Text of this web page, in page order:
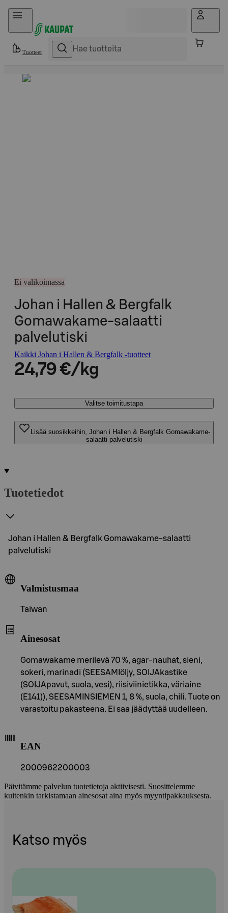
Hyppää sisältöön
Tuotteet
Ei valikoimassa
Johan i Hallen & Bergfalk
Gomawakame-salaatti
palvelutiski
Kaikki Johan i Hallen & Bergfalk -tuotteet
24,79 €/kg
Valitse toimitustapa
Lisää suosikkeihin, Johan i Hallen & Bergfalk Gomawakame-
salaatti palvelutiski
Tuotetiedot
Johan i Hallen & Bergfalk Gomawakame-salaatti
palvelutiski
Valmistusmaa
Taiwan
Ainesosat
Gomawakame merilevä 70 %, agar-nauhat, sieni,
sokeri, marinadi (SEESAMIöljy, SOIJAkastike
(SOIJApavut, suola, vesi), riisiviinietikka, väriaine
(E141)), SEESAMINSIEMEN 1, 8 %, suola, chili. Tuote on
varastoitu pakasteena. Ei saa jäädyttää uudelleen.
EAN
2000962200003
Päivitämme palvelun tuotetietoja aktiivisesti. Suosittelemme
kuitenkin tarkistamaan ainesosat aina myös myyntipakkauksesta.
Katso myös